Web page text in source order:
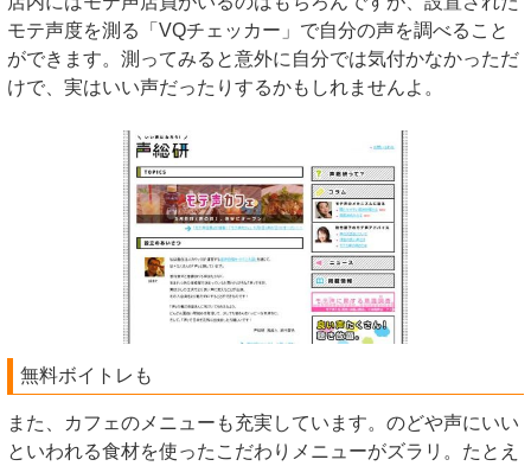
モテ声度を測る「VQチェッカー」で自分の声を調べること
ができます。測ってみると意外に自分では気付かなかっただ
けで、実はいい声だったりするかもしれませんよ。
無料ボイトレも
また、カフェのメニューも充実しています。のどや声にいい
といわれる食材を使ったこだわりメニューがズラリ。たとえ